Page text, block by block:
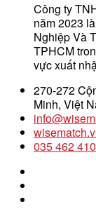
Công ty
năm 2023
Nghiệp Và
TPHCM
vực xuất
270-272
Minh, Việt
035 462